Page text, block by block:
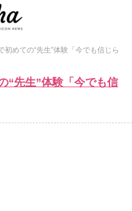
初めての“先生”体験「今でも信じら
“先生”体験「今でも信